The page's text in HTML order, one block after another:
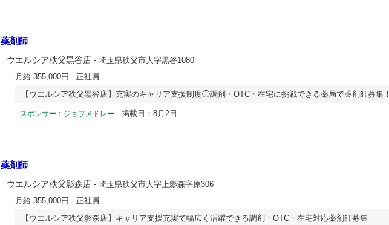
薬剤師
ウエルシア秩父黒谷店 - 埼玉県秩父市大字黒谷1080
月給 355,000円 - 正社員
【ウエルシア秩父黒谷店】充実のキャリア支援制度◯調剤・OTC・在宅に挑戦できる薬局で薬剤師募集！
スポンサー：ジョブメドレー - 掲載日：8月2日
薬剤師
ウエルシア秩父影森店 - 埼玉県秩父市大字上影森字原306
月給 355,000円 - 正社員
【ウエルシア秩父影森店】キャリア支援充実で幅広く活躍できる調剤・OTC・在宅対応薬剤師募集